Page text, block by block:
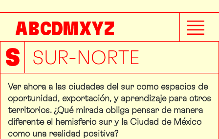
ABCDMXYZ
S SUR-NORTE
Ver ahora a las ciudades del sur como espacios de
oportunidad, exportación, y aprendizaje para otros
territorios. ¿Qué mirada obliga pensar de manera
diferente el hemisferio sur y la Ciudad de México
como una realidad positiva?